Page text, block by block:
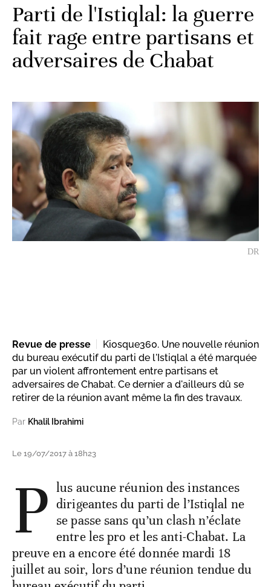
Parti de l'Istiqlal: la guerre
fait rage entre partisans et
adversaires de Chabat
DR
Revue de presse
Kiosque360. Une nouvelle réunion
du bureau exécutif du parti de l'Istiqlal a été marquée
par un violent affrontement entre partisans et
adversaires de Chabat. Ce dernier a d'ailleurs dû se
retirer de la réunion avant même la fin des travaux.
Par Khalil Ibrahimi
Le 19/07/2017 à 18h23
P lus aucune réunion des instances
dirigeantes du parti de l’Istiqlal ne
se passe sans qu’un clash n’éclate
entre les pro et les anti-Chabat. La
preuve en a encore été donnée mardi 18
juillet au soir, lors d’une réunion tendue du